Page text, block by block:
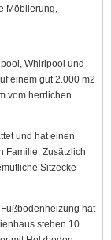
Möblierung,
Whirlpool und
einem gut 2.000 m2
vom herrlichen
und hat einen
Familie. Zusätzlich
Sitzecke
hat
stehen 10